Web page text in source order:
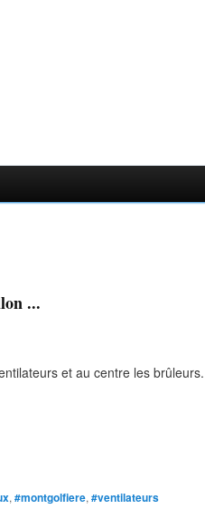
...
et au centre les
, #montgolfiere, #ventilateurs